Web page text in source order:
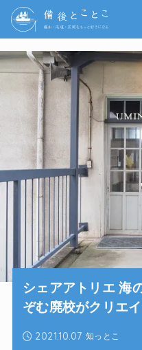
知っとこ
2021.10.07
シェアアトリエ 海
ぞむ廃校がクリエ